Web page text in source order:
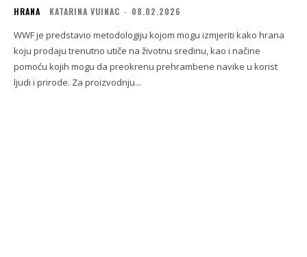
HRANA KATARINA VUINAC - 08.02.2026
WWF je predstavio metodologiju kojom mogu izmjeriti kako hrana
koju prodaju trenutno utiče na životnu sredinu, kao i načine
pomoću kojih mogu da preokrenu prehrambene navike u korist
ljudi i prirode. Za proizvodnju...